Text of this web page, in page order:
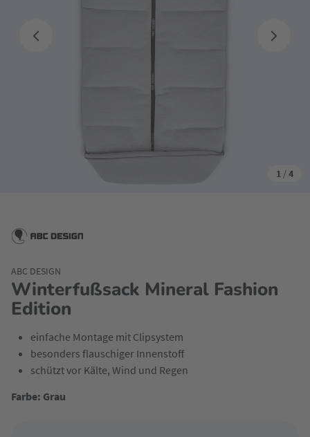
1 /4
Winterfußsack Mineral Fashion
Edition
ABC DESIGN
einfache Montage mit Clipsystem
besonders flauschiger Innenstoff
schützt vor Kälte, Wind und Regen
Farbe: Grau